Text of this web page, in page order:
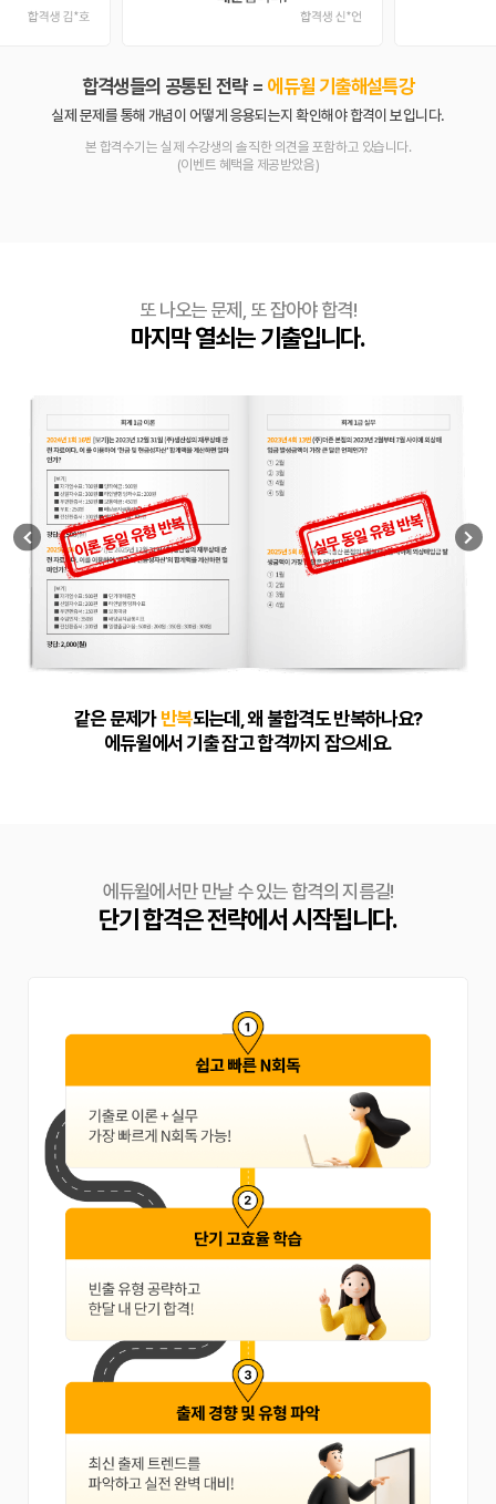
합격생들의 공통된 전략 = 에듀윌 기출해설특강
실제 문제를 통해 개념이 어떻게 응용되는지 확인해야 합격이 보입니다.
본 합격수기는 실제 수강생의 솔직한 의견을 포함하고 있습니다.
(이벤트 혜택을 제공받았음)
또 나오는 문제, 또 잡아야 합격!
마지막 열쇠는 기출입니다.
같은 문제가반복되는데, 왜 불합격도 반복하나요?
에듀윌에서 기출 잡고 합격까지 잡으세요.
에듀윌에서만 만날 수 있는 합격의 지름길!
단기 합격은 전략에서 시작됩니다.